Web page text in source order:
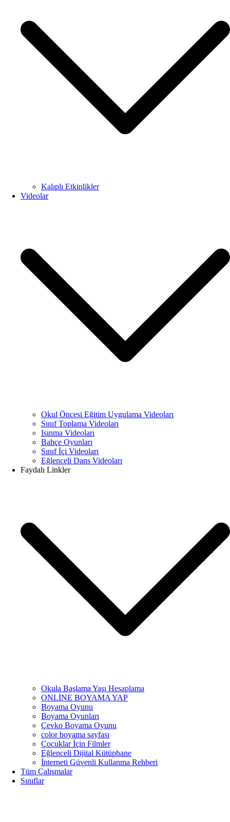
Kalıplı Etkinlikler
Videolar
Okul Öncesi Eğitim Uygulama Videoları
Sınıf Toplama Videoları
Isınma Videoları
Bahçe Oyunları
Sınıf İçi Videoları
Eğlenceli Dans Videoları
Faydalı Linkler
Okula Başlama Yaşı Hesaplama
ONLİNE BOYAMA YAP
Boyama Oyunu
Boyama Oyunları
Çevko Boyama Oyunu
color boyama sayfası
Çocuklar İçin Filmler
Eğlenceli Dijital Kütüphane
İnterneti Güvenli Kullanma Rehberi
Tüm Çalışmalar
Sınıflar